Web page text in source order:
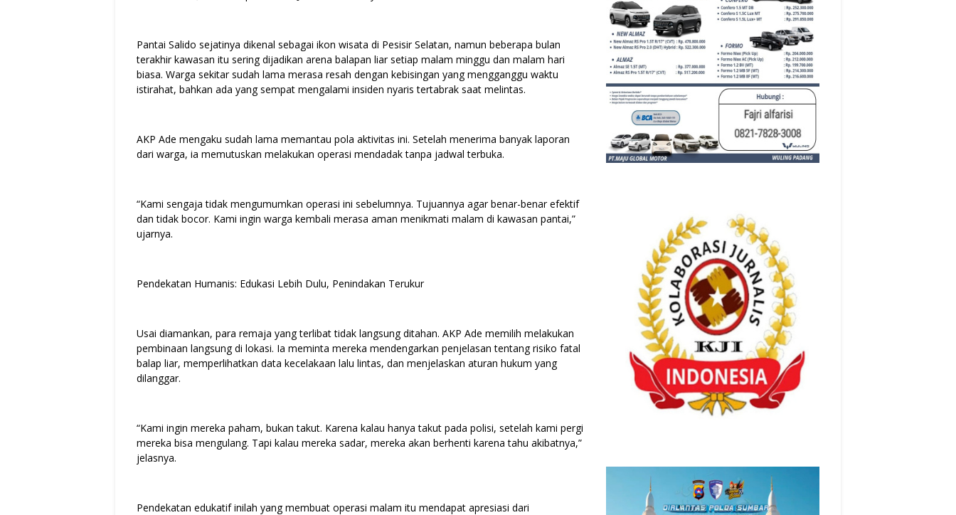
Pantai Salido sejatinya dikenal sebagai ikon wisata di Pesisir Selatan, namun beberapa bulan
terakhir kawasan itu sering dijadikan arena balapan liar setiap malam minggu dan malam hari
biasa. Warga sekitar sudah lama merasa resah dengan kebisingan yang mengganggu waktu
istirahat, bahkan ada yang sempat mengalami insiden nyaris tertabrak saat melintas.
AKP Ade mengaku sudah lama memantau pola aktivitas ini. Setelah menerima banyak laporan
dari warga, ia memutuskan melakukan operasi mendadak tanpa jadwal terbuka.
“Kami sengaja tidak mengumumkan operasi ini sebelumnya. Tujuannya agar benar-benar efektif
dan tidak bocor. Kami ingin warga kembali merasa aman menikmati malam di kawasan pantai,”
ujarnya.
Pendekatan Humanis: Edukasi Lebih Dulu, Penindakan Terukur
Usai diamankan, para remaja yang terlibat tidak langsung ditahan. AKP Ade memilih melakukan
pembinaan langsung di lokasi. Ia meminta mereka mendengarkan penjelasan tentang risiko fatal
balap liar, memperlihatkan data kecelakaan lalu lintas, dan menjelaskan aturan hukum yang
dilanggar.
“Kami ingin mereka paham, bukan takut. Karena kalau hanya takut pada polisi, setelah kami pergi
mereka bisa mengulang. Tapi kalau mereka sadar, mereka akan berhenti karena tahu akibatnya,”
jelasnya.
Pendekatan edukatif inilah yang membuat operasi malam itu mendapat apresiasi dari